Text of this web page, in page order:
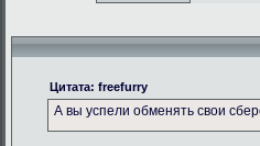
Цитата: freefurry
А вы успели обменять свои